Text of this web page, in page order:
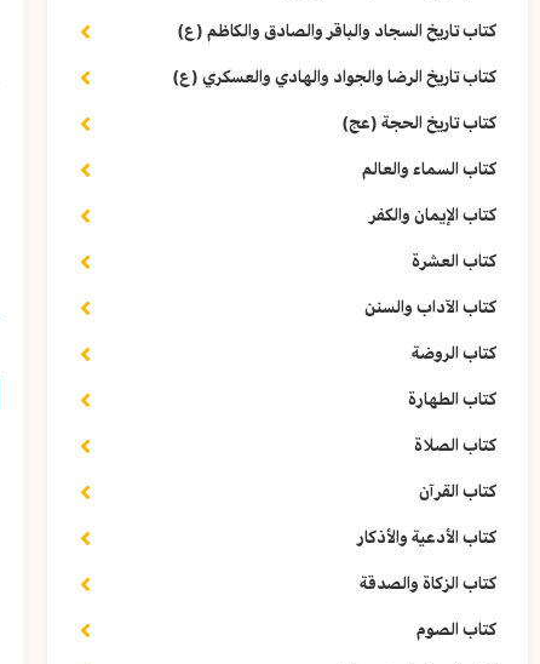
كتاب تاريخ السجاد والباقر والصادق والكاظم (ع)
كتاب تاريخ الرضا والجواد والهادي والعسكري (ع)
كتاب تاريخ الحجة (عج)
كتاب السماء والعالم
كتاب الإيمان والكفر
كتاب العشرة
كتاب الآداب والسنن
كتاب الروضة
كتاب الطهارة
كتاب الصلاة
كتاب القرآن
كتاب الأدعية والأذكار
كتاب الزكاة والصدقة
كتاب الصوم